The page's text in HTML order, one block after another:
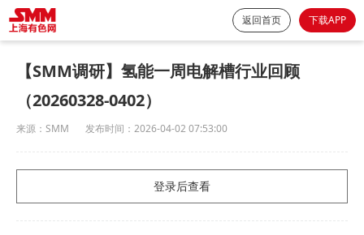
返回首页 下载APP
【SMM调研】氢能一周电解槽行业回顾
（20260328-0402）
来源： SMM 发布时间： 2026-04-02 07:53:00
登录后查看